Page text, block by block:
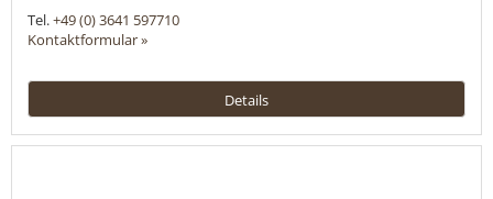
Tel.+49 (0) 3641 597710
Kontaktformular »
Details